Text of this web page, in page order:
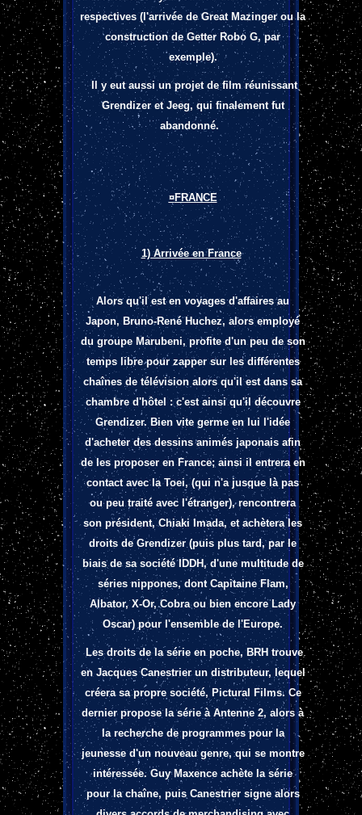
respectives (l'arrivée de Great Mazinger ou la
construction de Getter Robo G, par
exemple).
Il y eut aussi un projet de film réunissant
Grendizer et Jeeg, qui finalement fut
abandonné.
¤FRANCE
1) Arrivée en France
Alors qu'il est en voyages d'affaires au
Japon, Bruno-René Huchez, alors employé
du groupe Marubeni, profite d'un peu de son
temps libre pour zapper sur les différentes
chaînes de télévision alors qu'il est dans sa
chambre d'hôtel : c'est ainsi qu'il découvre
Grendizer. Bien vite germe en lui l'idée
d'acheter des dessins animés japonais afin
de les proposer en France; ainsi il entrera en
contact avec la Toei, (qui n'a jusque là pas
ou peu traité avec l'étranger), rencontrera
son président, Chiaki Imada, et achètera les
droits de Grendizer (puis plus tard, par le
biais de sa société IDDH, d'une multitude de
séries nippones, dont Capitaine Flam,
Albator, X-Or, Cobra ou bien encore Lady
Oscar) pour l'ensemble de l'Europe.
Les droits de la série en poche, BRH trouve
en Jacques Canestrier un distributeur, lequel
créera sa propre société, Pictural Films. Ce
dernier propose la série à Antenne 2, alors à
la recherche de programmes pour la
jeunesse d'un nouveau genre, qui se montre
intéressée. Guy Maxence achète la série
pour la chaîne, puis Canestrier signe alors